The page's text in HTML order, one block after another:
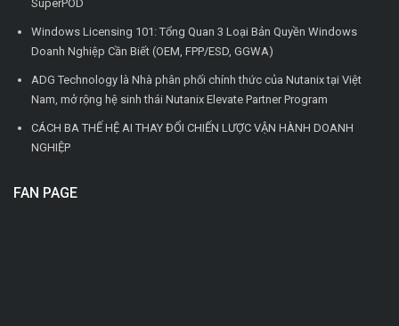
SuperPOD
Windows Licensing 101: Tổng Quan 3 Loại Bản Quyền Windows
Doanh Nghiệp Cần Biết (OEM, FPP/ESD, GGWA)
ADG Technology là Nhà phân phối chính thức của Nutanix tại Việt
Nam, mở rộng hệ sinh thái Nutanix Elevate Partner Program
CÁCH BA THẾ HỆ AI THAY ĐỔI CHIẾN LƯỢC VẬN HÀNH DOANH
NGHIỆP
FAN PAGE